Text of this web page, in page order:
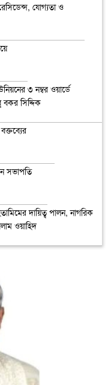
যোগ্যতা ও
৩ নম্বর ওয়ার্ডে
সিদ্দিক
সভাপতি
দায়িত্ব পালন, নাগরিক
ওয়াহিদ